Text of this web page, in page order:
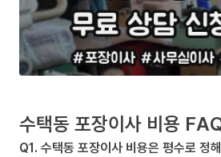
수택동 포장이사 비용
Q1. 수택동 포장이사 비용은 평수로 정